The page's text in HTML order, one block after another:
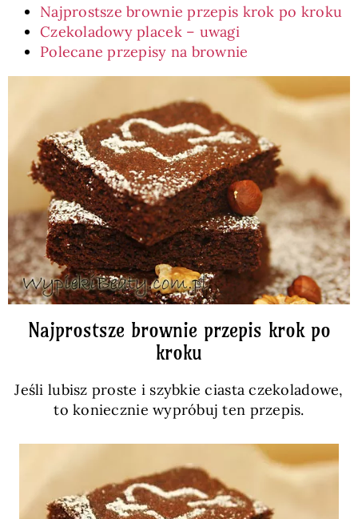
Najprostsze brownie przepis krok po kroku
Czekoladowy placek – uwagi
Polecane przepisy na brownie
Najprostsze brownie przepis krok po
kroku
Jeśli lubisz proste i szybkie ciasta czekoladowe,
to koniecznie wypróbuj ten przepis.